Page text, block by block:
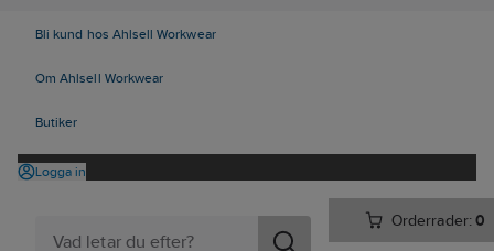
Bli kund hos Ahlsell Workwear
Om Ahlsell Workwear
Butiker
Logga in
Orderrader:0